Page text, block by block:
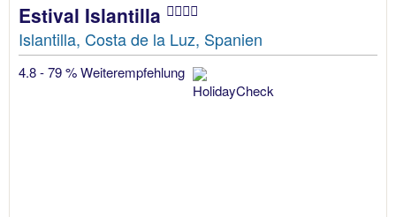
Estival Islantilla
Islantilla, Costa de la Luz, Spanien
4.8 - 79 % Weiterempfehlung